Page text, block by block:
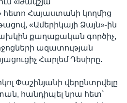
հետո Հայաստանի կողմից
«Ամերիկայի Ձայն»-ին
քաղաքական գործիչ,
ազատության
Հարլեմ Դեսիրը.
Փաշինյանի վերընտրվելը
հանդիպել նրա հետ՝